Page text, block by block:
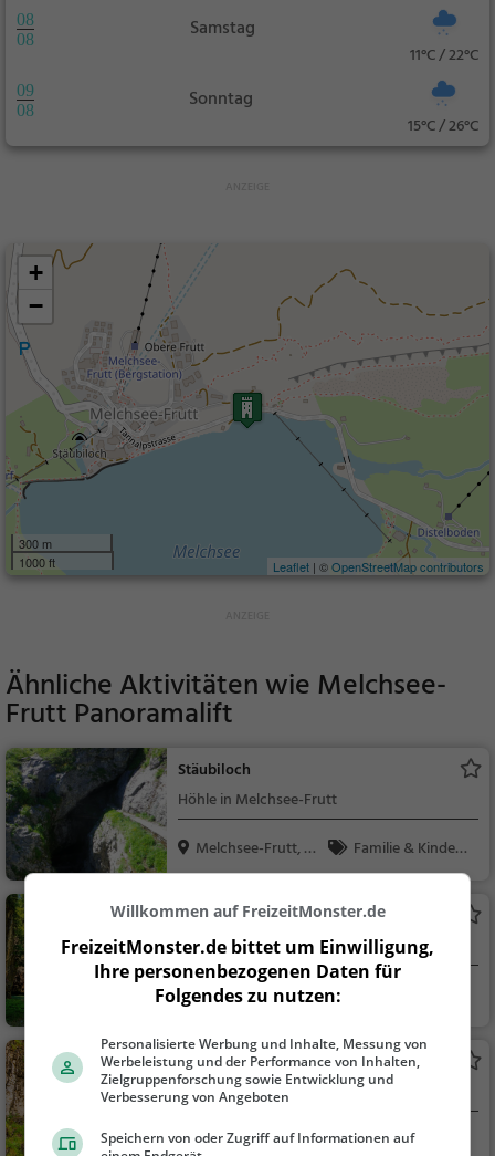
08
08
Samstag
11°C / 22°C
09
08
Sonntag
15°C / 26°C
+
−
300 m
1000 ft
Leaflet | ©OpenStreetMap contributors
Ähnliche Aktivitäten wieMelchsee-
Frutt Panoramalift
Stäubiloch
Höhle in Melchsee-Frutt
Melchsee-Frutt, Sc
hw...
Familie & Kinder,
Natur, Sehenswürdig
keit
Schräybach-Wasserfall
Wasserfall in Hasliberg Reuti
Hasliberg Reuti, Sc
keit
Alpbachfälle
Wasserfall in Hasliberg Goldern (Höhe: 84m)
Hasliberg Goldern,
Familie & Kinder,
Willkommen auf FreizeitMonster.de
FreizeitMonster.de bittet um Einwilligung,
Ihre personenbezogenen Daten für
Folgendes zu nutzen:
Personalisierte Werbung und Inhalte, Messung von
Werbeleistung und der Performance von Inhalten,
Zielgruppenforschung sowie Entwicklung und
Verbesserung von Angeboten
Speichern von oder Zugriff auf Informationen auf